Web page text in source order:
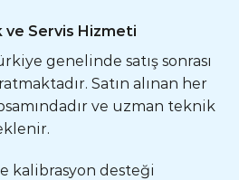
ve Servis Hizmeti
genelinde satış sonrası
Satın alınan her
ve uzman teknik
kalibrasyon desteği